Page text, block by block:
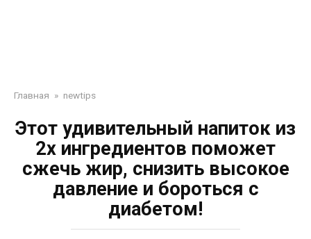
Главная » newtips
Этот удивительный напиток из
2х ингредиентов поможет
сжечь жир, снизить высокое
давление и бороться с
диабетом!